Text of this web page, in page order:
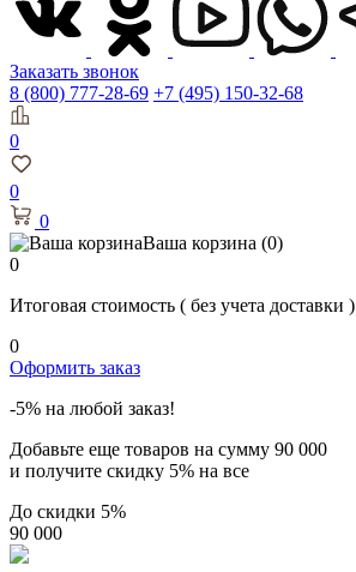
Заказать звонок
8 (800) 777-28-69 +7 (495) 150-32-68
0
0
0
Ваша корзина (0)
0
Итоговая стоимость ( без учета доставки )
0
Оформить заказ
-5% на любой заказ!
Добавьте еще товаров на сумму 90 000
и получите скидку 5% на все
До скидки 5%
90 000